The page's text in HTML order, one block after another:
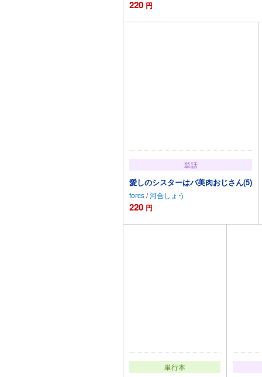
220 円
単話
愛しのシスターはバ美肉おじさん(5)
forcs/河合しょう
220 円
単行本